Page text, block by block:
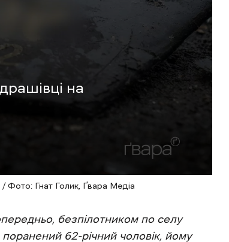
на
Фото: Гнат Голик, Ґвара Медіа
безпілотником по селу
поранений 62-річний чоловік, йому